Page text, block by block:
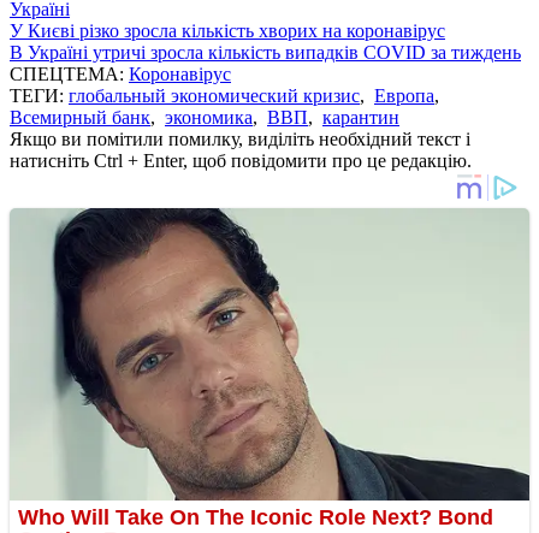
Україні
У Києві різко зросла кількість хворих на коронавірус
В Україні утричі зросла кількість випадків COVID за тиждень
СПЕЦТЕМА: Коронавірус
ТЕГИ: глобальный экономический кризис, Европа,
Всемирный банк, экономика, ВВП, карантин
Якщо ви помітили помилку, виділіть необхідний текст і
натисніть Ctrl + Enter, щоб повідомити про це редакцію.